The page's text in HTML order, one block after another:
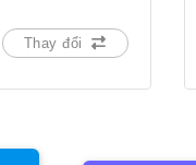
Thay đổi